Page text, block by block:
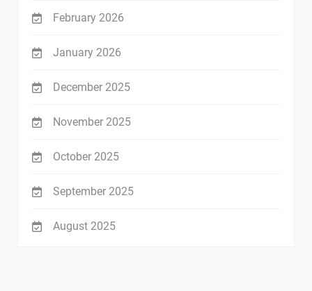
February 2026
January 2026
December 2025
November 2025
October 2025
September 2025
August 2025